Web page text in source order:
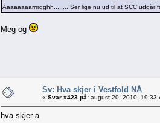
Aaaaaaaarrrrgghh........ Ser lige nu ud til at SCC udgår
Meg og
Sv: Hva skjer i Vestfold NÅ
« Svar #423 på: august 20, 2010,
hva skjer a